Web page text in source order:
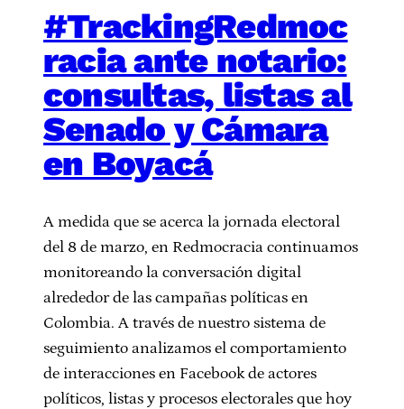
#TrackingRedmoc
racia ante notario:
consultas, listas al
Senado y Cámara
en Boyacá
A medida que se acerca la jornada electoral
del 8 de marzo, en Redmocracia continuamos
monitoreando la conversación digital
alrededor de las campañas políticas en
Colombia. A través de nuestro sistema de
seguimiento analizamos el comportamiento
de interacciones en Facebook de actores
políticos, listas y procesos electorales que hoy